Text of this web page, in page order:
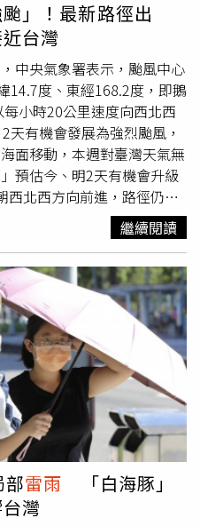
日20時）歐洲（ECMWF）
至1日）太平洋高壓稍增
雲、午後山區及少部分鄰近
白天偏熱，要防晒、防中
至週三（2至5日）太平洋高
各地晴熱，都要注意防晒、
）水氣漸增、午後局部雷陣
天機教室」）
」！最新路徑出
台灣
中央氣象署表示，颱風中心
14.7度、東經168.2度，即鵝
小時20公里速度向西北西
天有機會發展為強烈颱風，
面移動，本週對臺灣天氣無
預估今、明2天有機會升級
西北西方向前進，路徑仍存
也可能偏西移動，往韓國、
。氣象單位將持續密切觀察
週台灣天氣主要受到太平洋
晴的炎熱型態，午後因熱力
、後（31日）2天午後雷陣
半部山區都有機會出現局部
白天仍以高溫炎熱為主，午
今天至下週中南部地區也可
方面，未來1週各地高溫普
區因熱島效應影響，有機
應注意防曬與補充水分。
繼續閱讀
雷雨 「白海豚」
灣